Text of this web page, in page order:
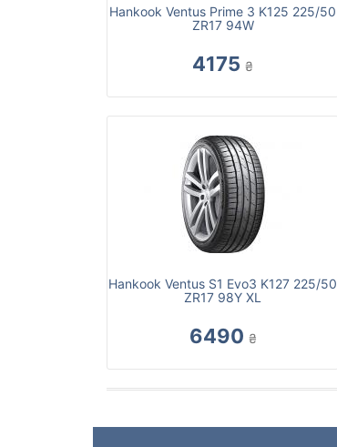
Hankook Ventus Prime 3 K125 225/50
ZR17 94W
4175 ₴
Hankook Ventus S1 Evo3 K127 225/50
ZR17 98Y XL
6490 ₴